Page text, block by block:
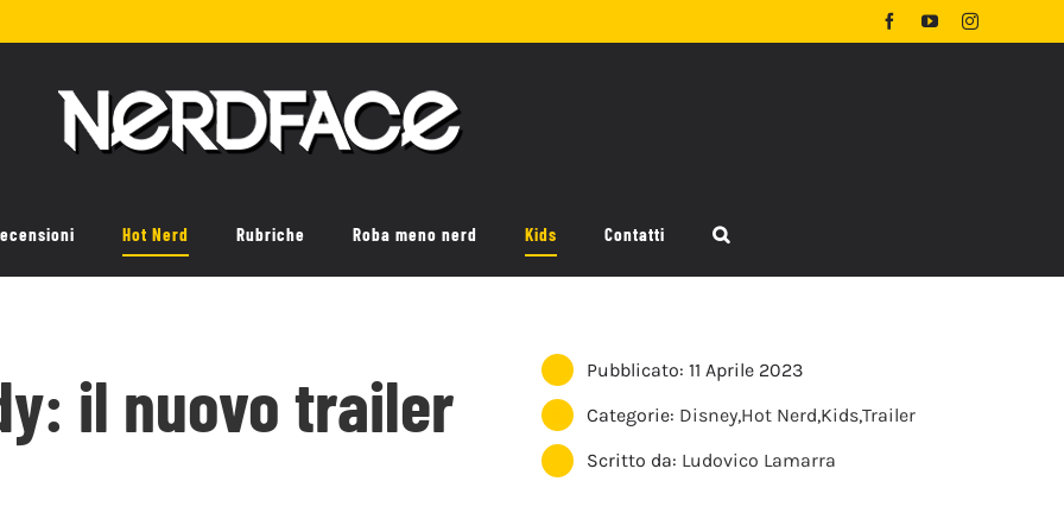
FacebookYouTubeInstagram
Hot Nerd Rubriche Roba meno nerd Kids Contatti
il nuovo trailer
Pubblicato: 11 Aprile 2023
Categorie: Disney,Hot Nerd,Kids,Trailer
Scritto da: Ludovico Lamarra